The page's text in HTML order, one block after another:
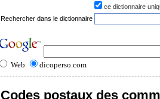
ce dictionnaire
Rechercher dans le dictionnaire
Web dicoperso.com
Codes postaux des